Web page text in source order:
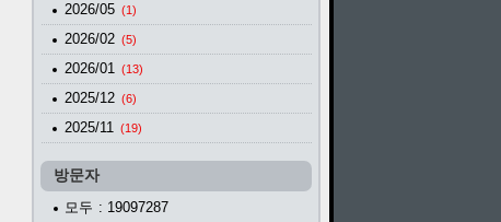
2026/05 (1)
2026/02 (5)
2026/01 (13)
2025/12 (6)
2025/11 (19)
방문자
모두 : 19097287